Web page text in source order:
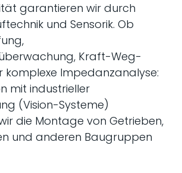
garantieren wir durch
und Sensorik. Ob
Kraft-Weg-
komplexe Impedanzanalyse:
mit industrieller
(Vision-Systeme)
die Montage von Getrieben,
und anderen Baugruppen